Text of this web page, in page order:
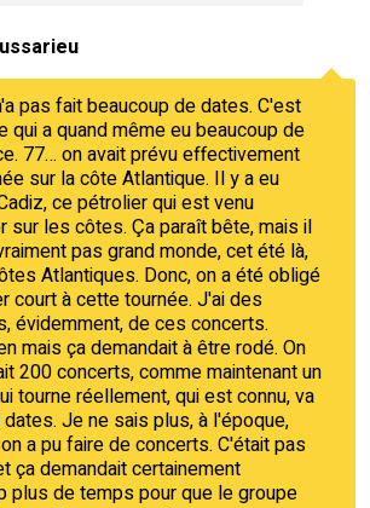
pas fait beaucoup de dates. C'est
qui a quand même eu beaucoup de
77… on avait prévu effectivement
sur la côte Atlantique. Il y a eu
ce pétrolier qui est venu
sur les côtes. Ça paraît bête, mais il
pas grand monde, cet été là,
Atlantiques. Donc, on a été obligé
court à cette tournée. J'ai des
évidemment, de ces concerts.
mais ça demandait à être rodé. On
200 concerts, comme maintenant un
tourne réellement, qui est connu, va
Je ne sais plus, à l'époque,
a pu faire de concerts. C'était pas
ça demandait certainement
plus de temps pour que le groupe